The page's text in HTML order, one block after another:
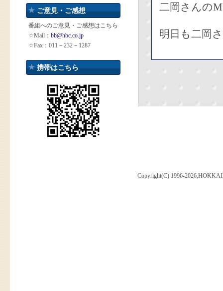
ご意見・ご感想
番組へのご意見・ご感想はこちら
☆Mail： bb@hbc.co.jp
☆Fax：011－232－1287
携帯はこちら
二岡さんの
明日も二岡
Copyright(C) 1996-